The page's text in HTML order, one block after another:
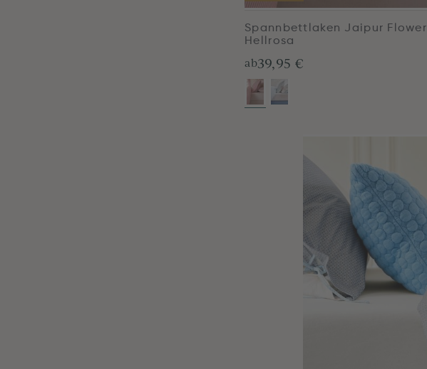
Spannbettlaken Jaipur Flower
Hellrosa
ab39,95 €